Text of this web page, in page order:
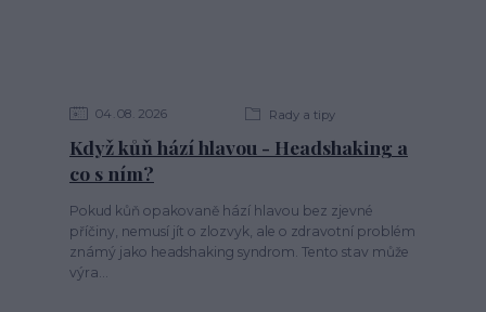
04 08 2026 Rady a tipy
Když kůň hází hlavou - Headshaking a
co s ním?
Pokud kůň opakovaně hází hlavou bez zjevné
příčiny, nemusí jít o zlozvyk, ale o zdravotní problém
známý jako headshaking syndrom. Tento stav může
výra...